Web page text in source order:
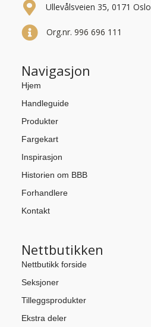
Ullevålsveien 35, 0171 Oslo
Org.nr. 996 696 111
Navigasjon
Hjem
Handleguide
Produkter
Fargekart
Inspirasjon
Historien om BBB
Forhandlere
Kontakt
Nettbutikken
Nettbutikk forside
Seksjoner
Tilleggsprodukter
Ekstra deler